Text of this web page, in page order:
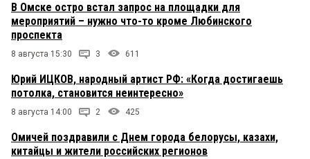
В Омске остро встал запрос на площадки для
мероприятий – нужно что-то кроме Любинского
проспекта
8 августа 15:30 3 611
Юрий ИЦКОВ, народный артист РФ: «Когда достигаешь
потолка, становится неинтересно»
8 августа 14:00 2 425
Омичей поздравили с Днем города белорусы, казахи,
китайцы и жители российских регионов